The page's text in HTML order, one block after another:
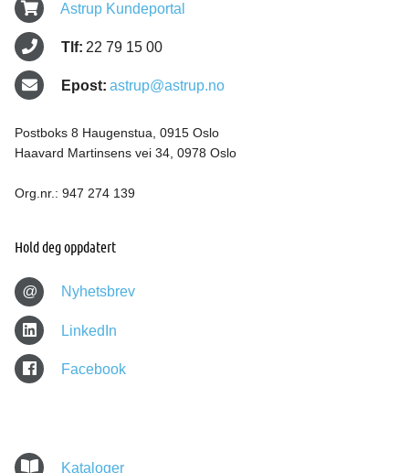
Astrup Kundeportal
Tlf: 22 79 15 00
Epost: astrup@astrup.no
Postboks 8 Haugenstua, 0915 Oslo
Haavard Martinsens vei 34, 0978 Oslo
Org.nr.: 947 274 139
Hold deg oppdatert
@ Nyhetsbrev
LinkedIn
Facebook
Kataloger